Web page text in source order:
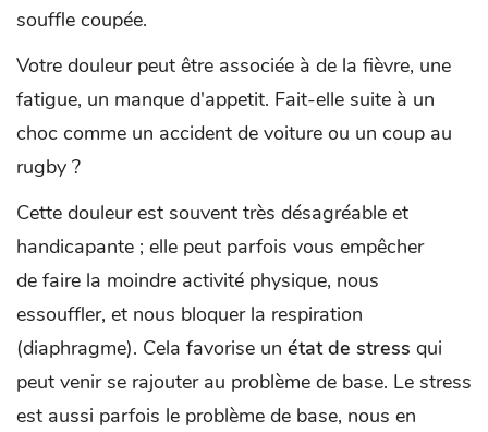
souffle coupée.
Votre douleur peut être associée à de la fièvre, une
fatigue, un manque d'appetit. Fait-elle suite à un
choc comme un accident de voiture ou un coup au
rugby ?
Cette douleur est souvent très désagréable et
handicapante ; elle peut parfois vous empêcher
de faire la moindre activité physique, nous
essouffler, et nous bloquer la respiration
(diaphragme). Cela favorise un état de stress qui
peut venir se rajouter au problème de base. Le stress
est aussi parfois le problème de base, nous en